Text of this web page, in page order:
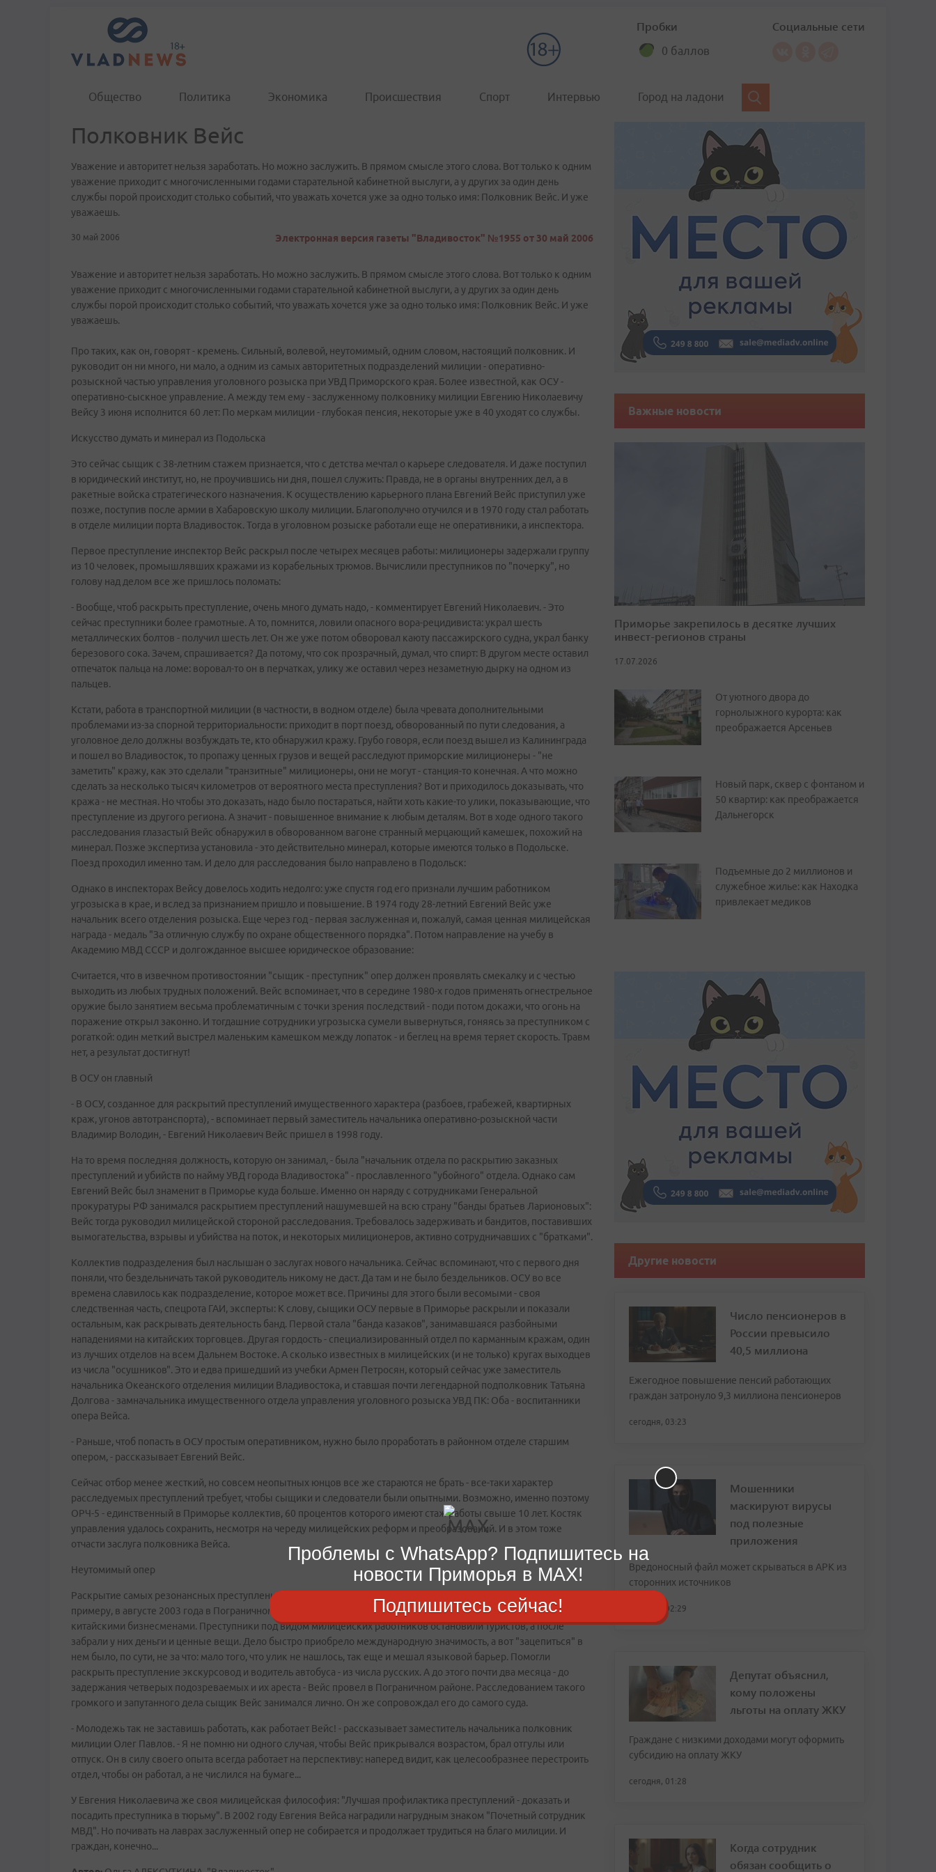
Пробки
0 баллов
Социальные сети
Общество Политика Экономика Происшествия Спорт Интервью Город на ладони
Полковник Вейс
Уважение и авторитет нельзя заработать. Но можно заслужить. В прямом смысле этого слова. Вот только к одним
уважение приходит с многочисленными годами старательной кабинетной выслуги, а у других за один день
службы порой происходит столько событий, что уважать хочется уже за одно только имя: Полковник Вейс. И уже
уважаешь.
30 май 2006 Электронная версия газеты "Владивосток" №1955 от 30 май 2006
Уважение и авторитет нельзя заработать. Но можно заслужить. В прямом смысле этого слова. Вот только к одним
уважение приходит с многочисленными годами старательной кабинетной выслуги, а у других за один день
службы порой происходит столько событий, что уважать хочется уже за одно только имя: Полковник Вейс. И уже
уважаешь.
Про таких, как он, говорят - кремень. Сильный, волевой, неутомимый, одним словом, настоящий полковник. И
руководит он ни много, ни мало, а одним из самых авторитетных подразделений милиции - оперативно-
розыскной частью управления уголовного розыска при УВД Приморского края. Более известной, как ОСУ -
оперативно-сыскное управление. А между тем ему - заслуженному полковнику милиции Евгению Николаевичу
Вейсу 3 июня исполнится 60 лет: По меркам милиции - глубокая пенсия, некоторые уже в 40 уходят со службы.
Искусство думать и минерал из Подольска
Это сейчас сыщик с 38-летним стажем признается, что с детства мечтал о карьере следователя. И даже поступил
в юридический институт, но, не проучившись ни дня, пошел служить: Правда, не в органы внутренних дел, а в
ракетные войска стратегического назначения. К осуществлению карьерного плана Евгений Вейс приступил уже
позже, поступив после армии в Хабаровскую школу милиции. Благополучно отучился и в 1970 году стал работать
в отделе милиции порта Владивосток. Тогда в уголовном розыске работали еще не оперативники, а инспектора.
Первое преступление инспектор Вейс раскрыл после четырех месяцев работы: милиционеры задержали группу
из 10 человек, промышлявших кражами из корабельных трюмов. Вычислили преступников по "почерку", но
голову над делом все же пришлось поломать:
- Вообще, чтоб раскрыть преступление, очень много думать надо, - комментирует Евгений Николаевич. - Это
сейчас преступники более грамотные. А то, помнится, ловили опасного вора-рецидивиста: украл шесть
металлических болтов - получил шесть лет. Он же уже потом обворовал каюту пассажирского судна, украл банку
березового сока. Зачем, спрашивается? Да потому, что сок прозрачный, думал, что спирт: В другом месте оставил
отпечаток пальца на ломе: воровал-то он в перчатках, улику же оставил через незаметную дырку на одном из
пальцев.
Кстати, работа в транспортной милиции (в частности, в водном отделе) была чревата дополнительными
проблемами из-за спорной территориальности: приходит в порт поезд, обворованный по пути следования, а
уголовное дело должны возбуждать те, кто обнаружил кражу. Грубо говоря, если поезд вышел из Калининграда
и пошел во Владивосток, то пропажу ценных грузов и вещей расследуют приморские милиционеры - "не
заметить" кражу, как это сделали "транзитные" милиционеры, они не могут - станция-то конечная. А что можно
сделать за несколько тысяч километров от вероятного места преступления? Вот и приходилось доказывать, что
кража - не местная. Но чтобы это доказать, надо было постараться, найти хоть какие-то улики, показывающие, что
преступление из другого региона. А значит - повышенное внимание к любым деталям. Вот в ходе одного такого
расследования глазастый Вейс обнаружил в обворованном вагоне странный мерцающий камешек, похожий на
минерал. Позже экспертиза установила - это действительно минерал, которые имеются только в Подольске.
Поезд проходил именно там. И дело для расследования было направлено в Подольск:
Однако в инспекторах Вейсу довелось ходить недолго: уже спустя год его признали лучшим работником
угрозыска в крае, и вслед за признанием пришло и повышение. В 1974 году 28-летний Евгений Вейс уже
начальник всего отделения розыска. Еще через год - первая заслуженная и, пожалуй, самая ценная милицейская
награда - медаль "За отличную службу по охране общественного порядка". Потом направление на учебу в
Академию МВД СССР и долгожданное высшее юридическое образование:
Считается, что в извечном противостоянии "сыщик - преступник" опер должен проявлять смекалку и с честью
выходить из любых трудных положений. Вейс вспоминает, что в середине 1980-х годов применять огнестрельное
оружие было занятием весьма проблематичным с точки зрения последствий - поди потом докажи, что огонь на
поражение открыл законно. И тогдашние сотрудники угрозыска сумели вывернуться, гоняясь за преступником с
рогаткой: один меткий выстрел маленьким камешком между лопаток - и беглец на время теряет скорость. Травм
нет, а результат достигнут!
В ОСУ он главный
- В ОСУ, созданное для раскрытий преступлений имущественного характера (разбоев, грабежей, квартирных
краж, угонов автотранспорта), - вспоминает первый заместитель начальника оперативно-розыскной части
Владимир Володин, - Евгений Николаевич Вейс пришел в 1998 году.
На то время последняя должность, которую он занимал, - была "начальник отдела по раскрытию заказных
преступлений и убийств по найму УВД города Владивостока" - прославленного "убойного" отдела. Однако сам
Евгений Вейс был знаменит в Приморье куда больше. Именно он наряду с сотрудниками Генеральной
прокуратуры РФ занимался раскрытием преступлений нашумевшей на всю страну "банды братьев Ларионовых":
Вейс тогда руководил милицейской стороной расследования. Требовалось задерживать и бандитов, поставивших
вымогательства, взрывы и убийства на поток, и некоторых милиционеров, активно сотрудничавших с "братками".
Коллектив подразделения был наслышан о заслугах нового начальника. Сейчас вспоминают, что с первого дня
поняли, что бездельничать такой руководитель никому не даст. Да там и не было бездельников. ОСУ во все
времена славилось как подразделение, которое может все. Причины для этого были весомыми - своя
следственная часть, спецрота ГАИ, эксперты: К слову, сыщики ОСУ первые в Приморье раскрыли и показали
остальным, как раскрывать деятельность банд. Первой стала "банда казаков", занимавшаяся разбойными
нападениями на китайских торговцев. Другая гордость - специализированный отдел по карманным кражам, один
из лучших отделов на всем Дальнем Востоке. А сколько известных в милицейских (и не только) кругах выходцев
из числа "осушников". Это и едва пришедший из учебки Армен Петросян, который сейчас уже заместитель
начальника Океанского отделения милиции Владивостока, и ставшая почти легендарной подполковник Татьяна
Долгова - замначальника имущественного отдела управления уголовного розыска УВД ПК: Оба - воспитанники
опера Вейса.
- Раньше, чтоб попасть в ОСУ простым оперативником, нужно было проработать в районном отделе старшим
опером, - рассказывает Евгений Вейс.
Сейчас отбор менее жесткий, но совсем неопытных юнцов все же стараются не брать - все-таки характер
расследуемых преступлений требует, чтобы сыщики и следователи были опытными. Возможно, именно поэтому
ОРЧ-5 - единственный в Приморье коллектив, 60 процентов которого имеют стаж работы свыше 10 лет. Костяк
управления удалось сохранить, несмотря на череду милицейских реформ и преобразований. И в этом тоже
отчасти заслуга полковника Вейса.
Неутомимый опер
Раскрытие самых резонансных преступлений Вейс берет на себя - он по-прежнему ощущает себя опером. Так, к
примеру, в августе 2003 года в Пограничном районе произошло дерзкое разбойное нападение на автобус с
китайскими бизнесменами. Преступники под видом милицейских работников остановили туристов, а после
забрали у них деньги и ценные вещи. Дело быстро приобрело международную значимость, а вот "зацепиться" в
нем было, по сути, не за что: мало того, что улик не нашлось, так еще и мешал языковой барьер. Помогли
раскрыть преступление экскурсовод и водитель автобуса - из числа русских. А до этого почти два месяца - до
задержания четверых подозреваемых и их ареста - Вейс провел в Пограничном районе. Расследованием такого
громкого и запутанного дела сыщик Вейс занимался лично. Он же сопровождал его до самого суда.
- Молодежь так не заставишь работать, как работает Вейс! - рассказывает заместитель начальника полковник
милиции Олег Павлов. - Я не помню ни одного случая, чтобы Вейс прикрывался возрастом, брал отгулы или
отпуск. Он в силу своего опыта всегда работает на перспективу: наперед видит, как целесообразнее перестроить
отдел, чтобы он работал, а не числился на бумаге...
У Евгения Николаевича же своя милицейская философия: "Лучшая профилактика преступлений - доказать и
посадить преступника в тюрьму". В 2002 году Евгения Вейса наградили нагрудным знаком "Почетный сотрудник
МВД". Но почивать на лаврах заслуженный опер не собирается и продолжает трудиться на благо милиции. И
граждан, конечно...
Важные новости
Приморье закрепилось в десятке лучших
инвест-регионов страны
17.07.2026
От уютного двора до
горнолыжного курорта: как
преображается Арсеньев
Новый парк, сквер с фонтаном и
50 квартир: как преображается
Дальнегорск
Подъемные до 2 миллионов и
служебное жилье: как Находка
привлекает медиков
Другие новости
Число пенсионеров в
России превысило
40,5 миллиона
Ежегодное повышение пенсий работающих
граждан затронуло 9,3 миллиона пенсионеров
сегодня, 03:23
Мошенники
маскируют вирусы
под полезные
приложения
Вредоносный файл может скрываться в APK из
сторонних источников
сегодня, 02:29
Депутат объяснил,
кому положены
льготы на оплату ЖКУ
Граждане с низкими доходами могут оформить
субсидию на оплату ЖКУ
сегодня, 01:28
Когда сотрудник
обязан сообщить о
Проблемы с WhatsApp? Подпишитесь на
новости Приморья в MAX!
Подпишитесь сейчас!